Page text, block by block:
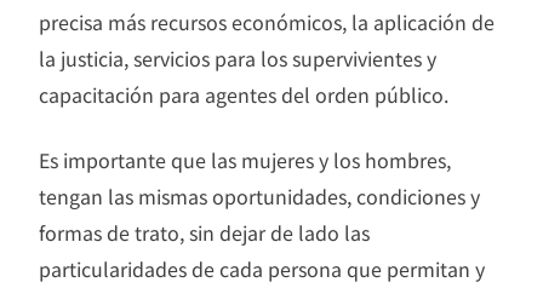
precisa más recursos económicos, la aplicación de
la justicia, servicios para los supervivientes y
capacitación para agentes del orden público.
Es importante que las mujeres y los hombres,
tengan las mismas oportunidades, condiciones y
formas de trato, sin dejar de lado las
particularidades de cada persona que permitan y